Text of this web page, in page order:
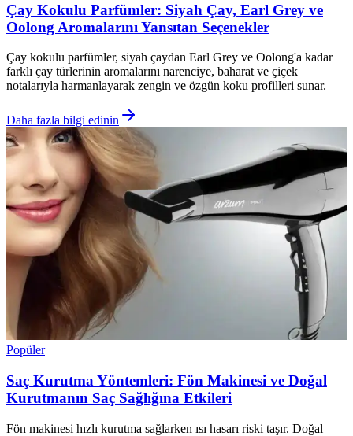
Çay Kokulu Parfümler: Siyah Çay, Earl Grey ve
Oolong Aromalarını Yansıtan Seçenekler
Çay kokulu parfümler, siyah çaydan Earl Grey ve Oolong'a kadar
farklı çay türlerinin aromalarını narenciye, baharat ve çiçek
notalarıyla harmanlayarak zengin ve özgün koku profilleri sunar.
Daha fazla bilgi edinin
Popüler
Saç Kurutma Yöntemleri: Fön Makinesi ve Doğal
Kurutmanın Saç Sağlığına Etkileri
Fön makinesi hızlı kurutma sağlarken ısı hasarı riski taşır. Doğal